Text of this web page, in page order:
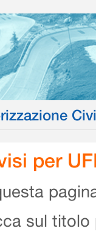
per
sul titolo